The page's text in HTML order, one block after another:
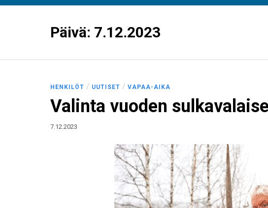
Päivä: 7.12.2023
HENKILÖT / UUTISET / VAPAA-AIKA
Valinta vuoden
7.12.2023